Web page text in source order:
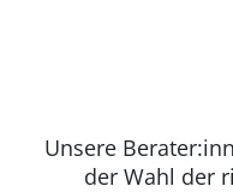
Unsere
der Wahl der